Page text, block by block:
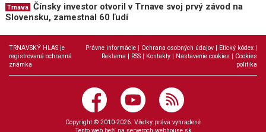
Trnava
Čínsky investor otvoril v Trnave svoj prvý závod na
Slovensku, zamestnal 60 ľudí
TRNAVSKÝ HLAS je
registrovaná ochranná
známka
Právne informácie Ochrana osobných údajov Etický kódex
Reklama
RSS Kontakty Nastavenie cookies
Cookies
politika
Copyright © 2010-2026. Všetky práva vyhradené